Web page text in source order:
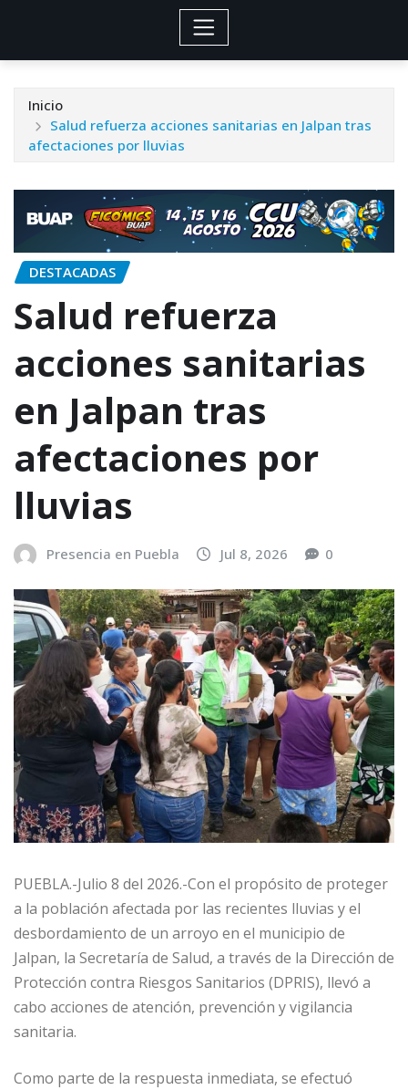
Inicio
Salud refuerza acciones sanitarias en Jalpan tras
afectaciones por lluvias
DESTACADAS
Salud refuerza
acciones sanitarias
en Jalpan tras
afectaciones por
lluvias
Presencia en Puebla Jul 8, 2026 0
PUEBLA.-Julio 8 del 2026.-Con el propósito de proteger
a la población afectada por las recientes lluvias y el
desbordamiento de un arroyo en el municipio de
Jalpan, la Secretaría de Salud, a través de la Dirección de
Protección contra Riesgos Sanitarios (DPRIS), llevó a
cabo acciones de atención, prevención y vigilancia
sanitaria.
Como parte de la respuesta inmediata, se efectuó